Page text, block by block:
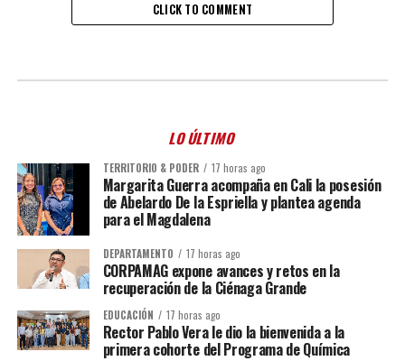
CLICK TO COMMENT
LO ÚLTIMO
TERRITORIO & PODER 17 horas ago
Margarita Guerra acompaña en Cali la posesión
de Abelardo De la Espriella y plantea agenda
para el Magdalena
DEPARTAMENTO 17 horas ago
CORPAMAG expone avances y retos en la
recuperación de la Ciénaga Grande
EDUCACIÓN 17 horas ago
Rector Pablo Vera le dio la bienvenida a la
primera cohorte del Programa de Química